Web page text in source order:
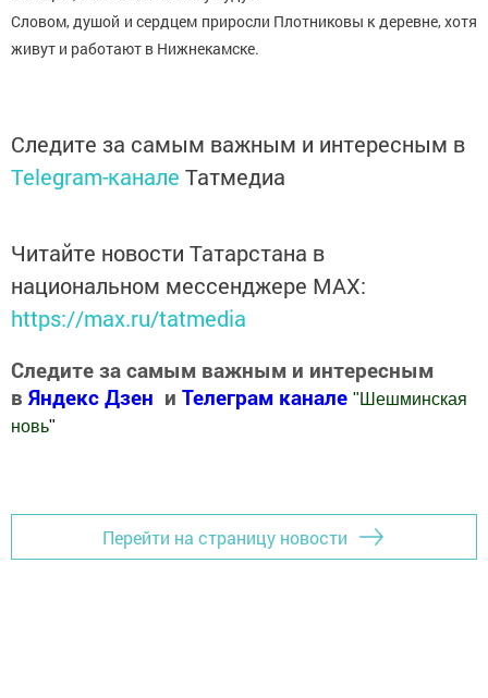
Словом, душой и сердцем приросли Плотниковы к деревне, хотя
живут и работают в Нижнекамске.
Следите за самым важным и интересным в
Telegram-канале Татмедиа
Читайте новости Татарстана в
национальном мессенджере MАХ:
https://max.ru/tatmedia
Следите за самым важным и интересным
в Яндекс Дзен и Телеграм канале " Шешминская
новь"
Перейти на страницу новости